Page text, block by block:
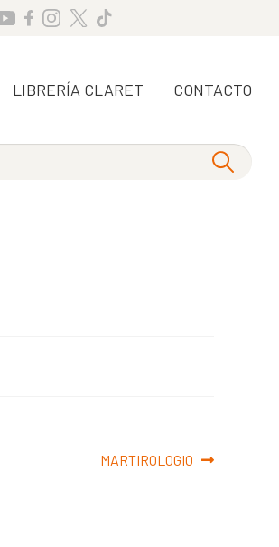
LIBRERÍA CLARET CONTACTO
Siguiente:
MARTIROLOGIO